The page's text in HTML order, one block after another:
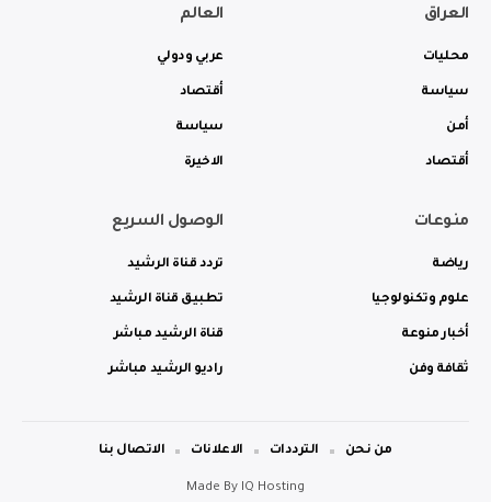
العراق
محليات
سياسة
أمن
أقتصاد
العالم
عربي ودولي
أقتصاد
سياسة
الاخيرة
منوعات
رياضة
علوم وتكنولوجيا
أخبار منوعة
ثقافة وفن
الوصول السريع
تردد قناة الرشيد
تطبيق قناة الرشيد
قناة الرشيد مباشر
راديو الرشيد مباشر
Made By IQ Hosting
من نحن الترددات الاعلانات الاتصال بنا